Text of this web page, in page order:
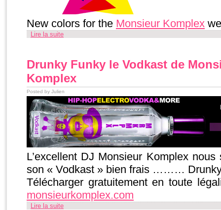
New colors for the Monsieur Komplex
Lire la suite
Drunky Funky le Vodkast de
Komplex
Posted by Julien
L’excellent DJ Monsieur Komplex
son « Vodkast » bien frais ………
Télécharger gratuitement en toute
monsieurkomplex.com
Lire la suite